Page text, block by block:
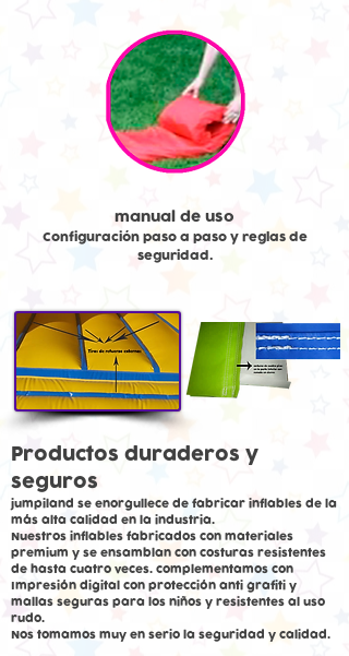
manual de uso
Configuración paso a paso y reglas de
seguridad.
Productos duraderos y
seguros
jumpiland se enorgullece de fabricar inflables de la
más alta calidad en la industria.
Nuestros inflables fabricados con materiales
premium y se ensamblan con costuras resistentes
de hasta cuatro veces. complementamos con
Impresión digital con protección anti grafiti y
mallas seguras para los niños y resistentes al uso
rudo.
Nos tomamos muy en serio la seguridad y calidad.